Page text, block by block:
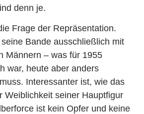
denn je.
Frage der Repräsentation.
Bande ausschließlich mit
Männern – was für 1955
war, heute aber anders
Interessanter ist, wie das
Weiblichkeit seiner Hauptfigur
ist kein Opfer und keine